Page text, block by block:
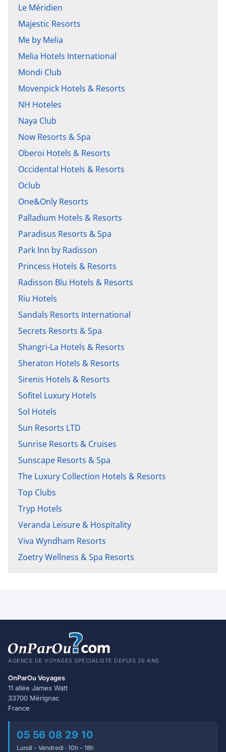
Le Méridien
Majestic Resorts
Me by Melia
Melia Hotels International
Mondi Club
Movenpick Hotels & Resorts
NH Hoteles
Naya Club
Now Resorts & Spa
Oberoi Hotels & Resorts
Occidental Hotels & Resorts
Oclub
One&Only Resorts
Palladium Hotels & Resorts
Paradisus Resorts & Spa
Park Inn by Radisson
Princess Hotels & Resorts
Radisson Blu Hotels & Resorts
Riu Hotels
Sandals Resorts International
Secrets Resorts & Spa
Shangri-La Hotels & Resorts
Sheraton Hotels & Resorts
Sirenis Hotels & Resorts
Sofitel Luxury Hotels
Sol Hotels
Sun Resorts LTD
Sunrise Resorts & Cruises
Sunscape Resorts & Spa
The Luxury Collection Hotels & Resorts
Top Clubs
Tryp Hotels
Veranda Leisure & Hospitality
Viva Wyndham Resorts
Zoetry Wellness & Spa Resorts
AGENCE DE VOYAGES SPÉCIALISTE DEPUIS 26 ANS
OnParOu Voyages
11 allée James Watt
33700 Mérignac
France
05 56 08 29 10
Lundi - Vendredi · 10h - 18h